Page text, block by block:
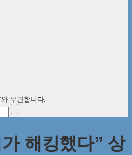
무관합니다.
해킹했다” 상